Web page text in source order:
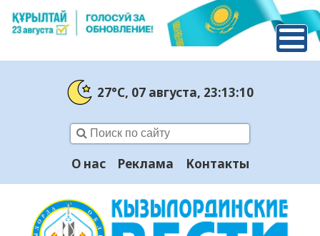
27°C, 07 августа, 23:13:10
О нас Реклама Контакты